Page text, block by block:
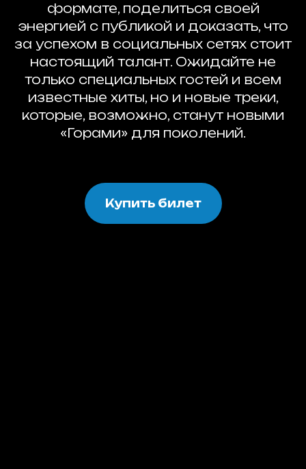
формате, поделиться своей
энергией с публикой и доказать, что
за успехом в социальных сетях стоит
настоящий талант. Ожидайте не
только специальных гостей и всем
известные хиты, но и новые треки,
которые, возможно, станут новыми
«Горами» для поколений.
Купить билет